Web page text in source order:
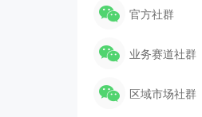
官方社群
业务赛道社群
区域市场社群